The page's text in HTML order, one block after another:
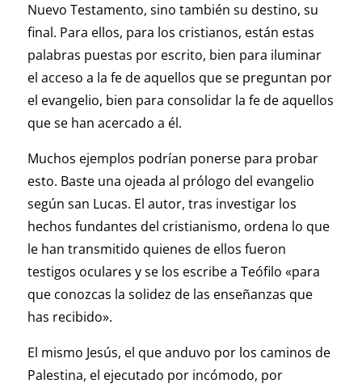
Nuevo Testamento, sino también su destino, su
final. Para ellos, para los cristianos, están estas
palabras puestas por escrito, bien para iluminar
el acceso a la fe de aquellos que se preguntan por
el evangelio, bien para consolidar la fe de aquellos
que se han acercado a él.
Muchos ejemplos podrían ponerse para probar
esto. Baste una ojeada al prólogo del evangelio
según san Lucas. El autor, tras investigar los
hechos fundantes del cristianismo, ordena lo que
le han transmitido quienes de ellos fueron
testigos oculares y se los escribe a Teófilo «para
que conozcas la solidez de las enseñanzas que
has recibido».
El mismo Jesús, el que anduvo por los caminos de
Palestina, el ejecutado por incómodo, por